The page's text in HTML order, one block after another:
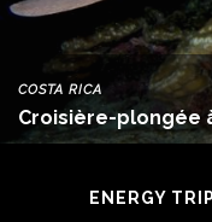
COSTA RICA
Croisière-plongée
ENERGY TRIP